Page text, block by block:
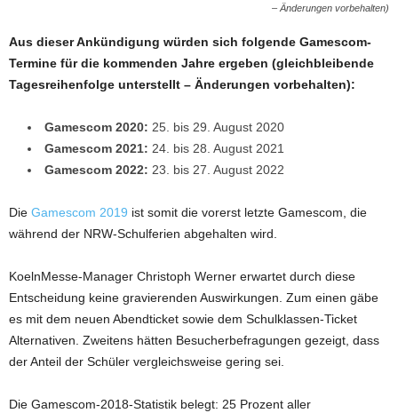
– Änderungen vorbehalten)
Aus dieser Ankündigung würden sich folgende Gamescom-
Termine für die kommenden Jahre ergeben (gleichbleibende
Tagesreihenfolge unterstellt – Änderungen vorbehalten):
Gamescom 2020: 25. bis 29. August 2020
Gamescom 2021: 24. bis 28. August 2021
Gamescom 2022: 23. bis 27. August 2022
Die Gamescom 2019 ist somit die vorerst letzte Gamescom, die
während der NRW-Schulferien abgehalten wird.
KoelnMesse-Manager Christoph Werner erwartet durch diese
Entscheidung keine gravierenden Auswirkungen. Zum einen gäbe
es mit dem neuen Abendticket sowie dem Schulklassen-Ticket
Alternativen. Zweitens hätten Besucherbefragungen gezeigt, dass
der Anteil der Schüler vergleichsweise gering sei.
Die Gamescom-2018-Statistik belegt: 25 Prozent aller